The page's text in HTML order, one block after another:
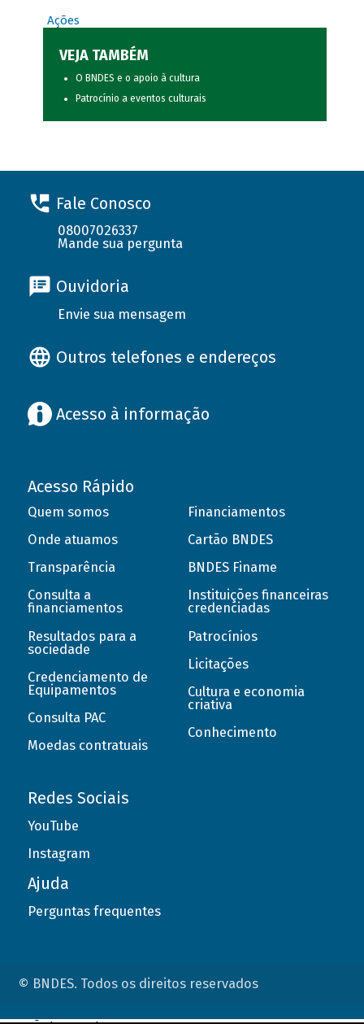
Ações
VEJA TAMBÉM
O BNDES e o apoio à cultura
Patrocínio a eventos culturais
Fale Conosco
08007026337
Mande sua pergunta
Ouvidoria
Envie sua mensagem
Outros telefones e endereços
Acesso à informação
Acesso Rápido
Quem somos
Onde atuamos
Transparência
Consulta a
financiamentos
Resultados para a
sociedade
Credenciamento de
Equipamentos
Consulta PAC
Moedas contratuais
Financiamentos
Cartão BNDES
BNDES Finame
Instituições financeiras
credenciadas
Patrocínios
Licitações
Cultura e economia
criativa
Conhecimento
Redes Sociais
YouTube
Instagram
Ajuda
Perguntas frequentes
© BNDES. Todos os direitos reservados